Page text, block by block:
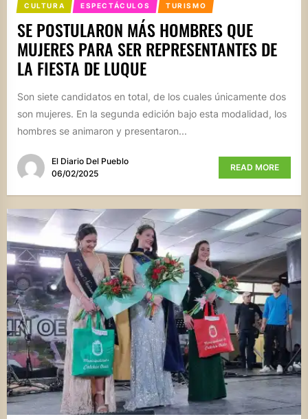
CULTURA ESPECTÁCULOS TURISMO
SE POSTULARON MÁS HOMBRES QUE
MUJERES PARA SER REPRESENTANTES DE
LA FIESTA DE LUQUE
Son siete candidatos en total, de los cuales únicamente dos
son mujeres. En la segunda edición bajo esta modalidad, los
hombres se animaron y presentaron...
El Diario Del Pueblo
06/02/2025
READ MORE